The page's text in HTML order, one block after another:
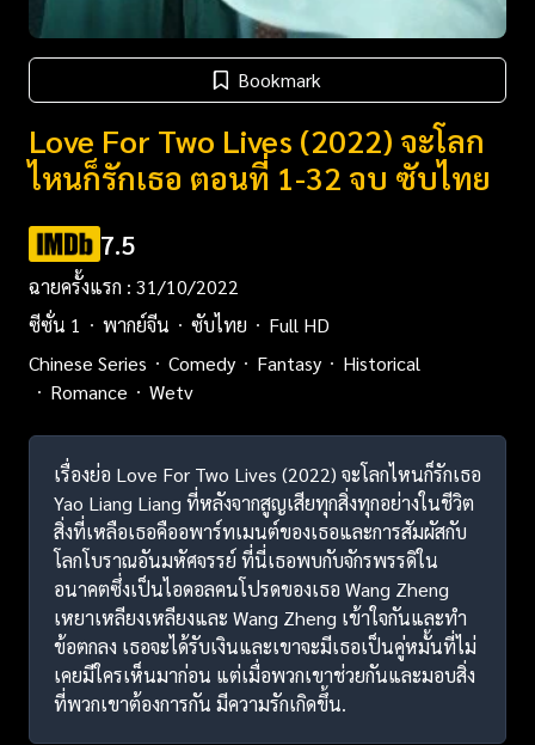
Bookmark
Love For Two Lives (2022) จะโลก
ไหนก็รักเธอ ตอนที่ 1-32 จบ ซับไทย
7.5
ฉายครั้งแรก : 31/10/2022
ซีซั่น 1
พากย์จีน ซับไทย
Full HD
Chinese Series
Comedy Fantasy
Historical
Romance
Wetv
เรื่องย่อ Love For Two Lives (2022) จะโลกไหนก็รักเธอ
Yao Liang Liang ที่หลังจากสูญเสียทุกสิ่งทุกอย่างในชีวิต
สิ่งที่เหลือเธอคืออพาร์ทเมนต์ของเธอและการสัมผัสกับ
โลกโบราณอันมหัศจรรย์ ที่นี่เธอพบกับจักรพรรดิใน
อนาคตซึ่งเป็นไอดอลคนโปรดของเธอ Wang Zheng
เหยาเหลียงเหลียงและ Wang Zheng เข้าใจกันและทำ
ข้อตกลง เธอจะได้รับเงินและเขาจะมีเธอเป็นคู่หมั้นที่ไม่
เคยมีใครเห็นมาก่อน แต่เมื่อพวกเขาช่วยกันและมอบสิ่ง
ที่พวกเขาต้องการกัน มีความรักเกิดขึ้น.